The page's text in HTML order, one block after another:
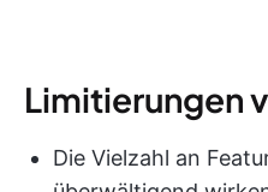
Limitierungen
Die Vielzahl an